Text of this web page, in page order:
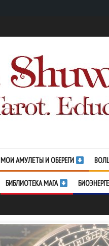
МОИ АМУЛЕТЫ И ОБЕРЕГИ
БИБЛИОТЕКА МАГА